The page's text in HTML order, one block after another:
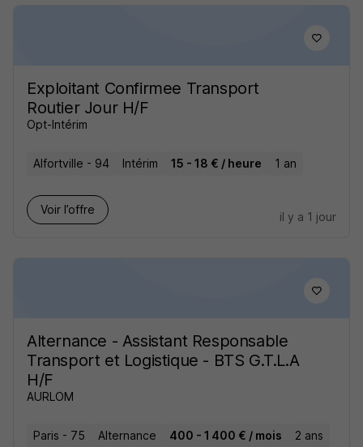
Exploitant Confirmee Transport
Routier Jour H/F
Opt-Intérim
Alfortville - 94 Intérim 15 - 18 € / heure 1 an
Voir l’offre
il y a 1 jour
Alternance - Assistant Responsable
Transport et Logistique - BTS G.T.L.A
H/F
AURLOM
Paris - 75 Alternance 400 - 1 400 € / mois 2 ans